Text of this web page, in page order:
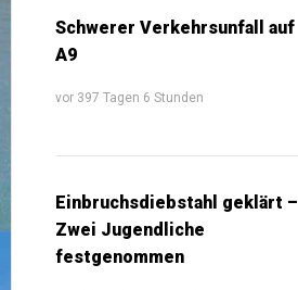
Schwerer Verkehrsunfall auf
A9
vor 397 Tagen 6 Stunden
Einbruchsdiebstahl geklärt –
Zwei Jugendliche
festgenommen